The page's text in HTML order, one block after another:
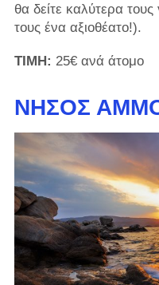
θα δείτε καλύτερα
τους ένα αξιοθέατο!).
ΤΙΜΗ: 25€ ανά άτομο
ΝΉΣΟΣ